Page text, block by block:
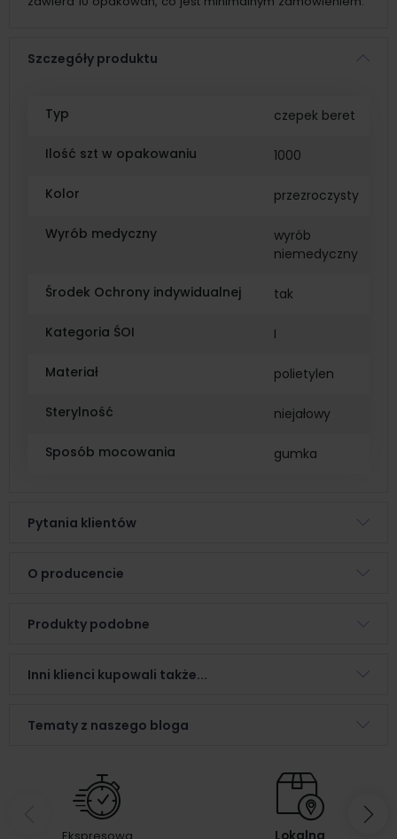
Szczegóły produktu
Typ czepek beret
Ilość szt w opakowaniu 1000
Kolor przezroczysty
Wyrób medyczny
wyrób
niemedyczny
Środek Ochrony indywidualnej tak
Kategoria ŚOI I
Materiał polietylen
Sterylność niejałowy
Sposób mocowania gumka
Pytania klientów
O producencie
Produkty podobne
Inni klienci kupowali także...
Tematy z naszego bloga